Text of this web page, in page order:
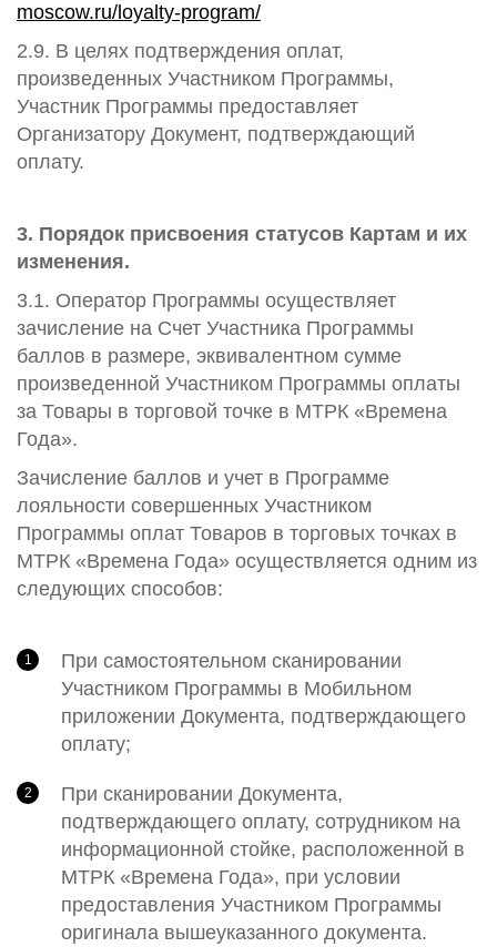
moscow.ru/loyalty-program/
2.9. В целях подтверждения оплат,
произведенных Участником Программы,
Участник Программы предоставляет
Организатору Документ, подтверждающий
оплату.
3. Порядок присвоения статусов Картам и их
изменения.
3.1. Оператор Программы осуществляет
зачисление на Счет Участника Программы
баллов в размере, эквивалентном сумме
произведенной Участником Программы оплаты
за Товары в торговой точке в МТРК «Времена
Года».
Зачисление баллов и учет в Программе
лояльности совершенных Участником
Программы оплат Товаров в торговых точках в
МТРК «Времена Года» осуществляется одним из
следующих способов:
При самостоятельном сканировании
Участником Программы в Мобильном
приложении Документа, подтверждающего
оплату;
При сканировании Документа,
подтверждающего оплату, сотрудником на
информационной стойке, расположенной в
МТРК «Времена Года», при условии
предоставления Участником Программы
оригинала вышеуказанного документа.